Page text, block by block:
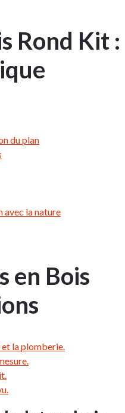
Rond Kit :
du plan
avec la nature
en Bois
et la plomberie.